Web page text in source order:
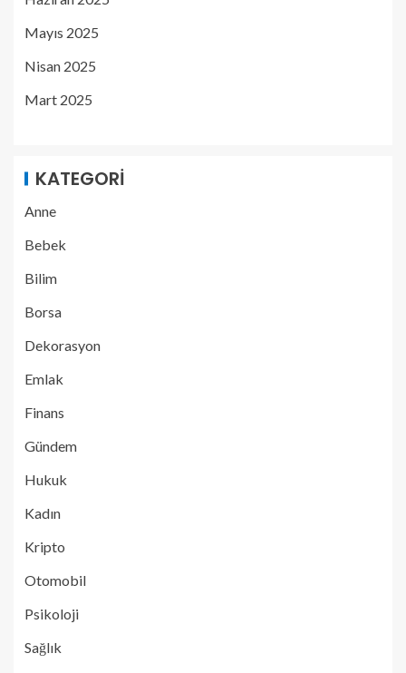
Mayıs 2025
Nisan 2025
Mart 2025
KATEGORI
Anne
Bebek
Bilim
Borsa
Dekorasyon
Emlak
Finans
Gündem
Hukuk
Kadın
Kripto
Otomobil
Psikoloji
Sağlık